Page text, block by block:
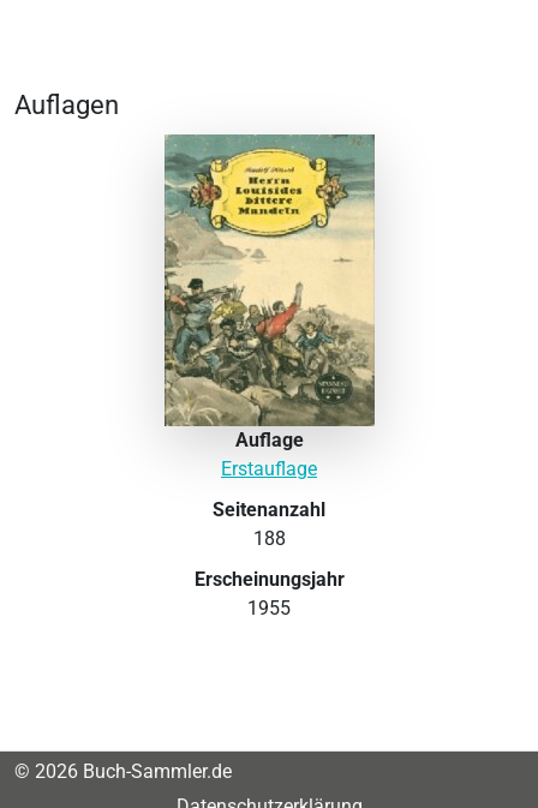
Auflagen
Auflage
Erstauflage
Seitenanzahl
188
Erscheinungsjahr
1955
© 2026 Buch-Sammler.de